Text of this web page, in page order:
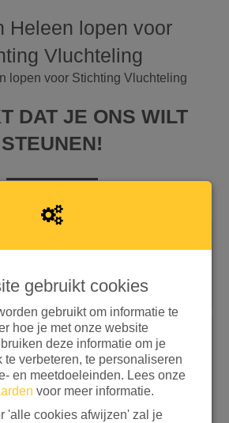
Heleen lopen voor
Vluchteling
lopen voor Stichting Vluchteling
DAT JE ONS WILT
STEUNEN!
iDEAL | Wero
gebruikt cookies
gebruikt om informatie te
hoe je met onze website
deze informatie om je
te verbeteren, te personaliseren
en meetdoeleinden. Lees onze
voor meer informatie.
'alle cookies afwijzen' zal je